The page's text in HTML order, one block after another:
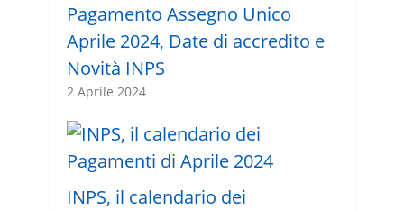
Pagamento Assegno Unico
Aprile 2024, Date di accredito e
Novità INPS
2 Aprile 2024
INPS, il calendario dei